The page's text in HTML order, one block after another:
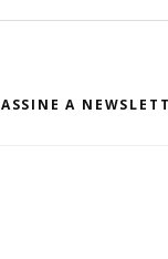
ASSINE A